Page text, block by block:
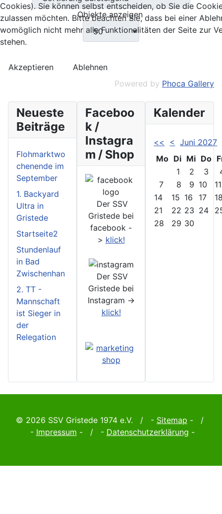
Objekte anzeigen
Powered by Phoca Gallery
Neueste
Beiträge
Flohmarktwo
chenende im
September
1. Backyard
Ultra in
Gristede
Startseite2
Stundenlauf
in Bad
Zwischenhan
2. TT -
Mannschaft
ist Sieger in
der
Relegation
Faceboo
k /
Instagra
m / Shop
Der SSV
Gristede bei
facebook -
> klick!
Der SSV
Gristede bei
Instagram ->
klick!
Kalender
<< <
Juni 2027
Mo Di Mi Do
1
2 3
7
8 9 10
11
14
15 16 17
21
22 23 24
28
29 30
© 2026 SSV Gristede 1974 e.V. / - Sitemap - /
- Impressum - / - Datenschutzerklärung -
Cookies). Sie können selbst entscheiden, ob Sie die
zulassen möchten. Bitte beachten Sie, dass bei einer
womöglich nicht mehr alle Funktionalitäten der Seite zur
stehen.
Akzeptieren Ablehnen